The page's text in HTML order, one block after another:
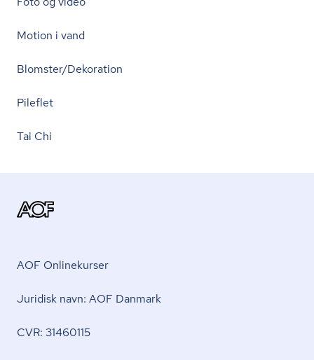
Motion i vand
Blomster/Dekoration
Pileflet
Tai Chi
AOF Onlinekurser
Juridisk navn: AOF Danmark
CVR: 31460115